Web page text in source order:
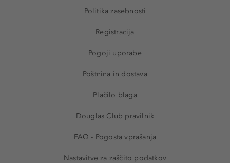
Politika zasebnosti
Registracija
Pogoji uporabe
Poštnina in dostava
Plačilo blaga
Douglas Club pravilnik
FAQ - Pogosta vprašanja
Nastavitve za zaščito podatkov